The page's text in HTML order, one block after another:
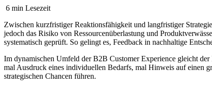
6 min Lesezeit
Zwischen kurzfristiger Reaktionsfähigkeit und langfristiger
jedoch das Risiko von Ressourcenüberlastung und
systematisch geprüft. So gelingt es, Feedback in nachhaltige
Im dynamischen Umfeld der B2B Customer Experience gleicht
mal Ausdruck eines individuellen Bedarfs, mal Hinweis auf einen
strategischen Chancen führen.